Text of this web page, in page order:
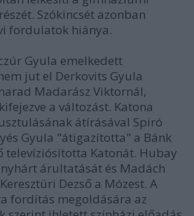
Szókincsét azonban
fordulatok hiánya.
Gyula emelkedett
jut el Derkovits Gyula
Madarász Viktornál,
a változást. Katona
átírásával Spiró
Gyula "átigazította" a Bánk
televíziósította Katonát. Hubay
árultatását és Madách
Dezső a Mózest. A
fordítás megoldására az